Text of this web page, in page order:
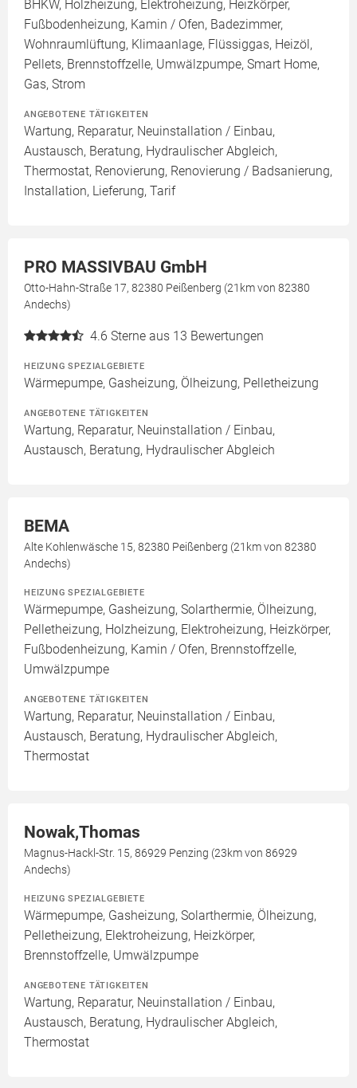
BHKW, Holzheizung, Elektroheizung, Heizkörper,
Fußbodenheizung, Kamin / Ofen, Badezimmer,
Wohnraumlüftung, Klimaanlage, Flüssiggas, Heizöl,
Pellets, Brennstoffzelle, Umwälzpumpe, Smart Home,
Gas, Strom
ANGEBOTENE TÄTIGKEITEN
Wartung, Reparatur, Neuinstallation / Einbau,
Austausch, Beratung, Hydraulischer Abgleich,
Thermostat, Renovierung, Renovierung / Badsanierung,
Installation, Lieferung, Tarif
PRO MASSIVBAU GmbH
Otto-Hahn-Straße 17, 82380 Peißenberg (21km von 82380
Andechs)
4.6 Sterne aus 13 Bewertungen
HEIZUNG SPEZIALGEBIETE
Wärmepumpe, Gasheizung, Ölheizung, Pelletheizung
ANGEBOTENE TÄTIGKEITEN
Wartung, Reparatur, Neuinstallation / Einbau,
Austausch, Beratung, Hydraulischer Abgleich
BEMA
Alte Kohlenwäsche 15, 82380 Peißenberg (21km von 82380
Andechs)
HEIZUNG SPEZIALGEBIETE
Wärmepumpe, Gasheizung, Solarthermie, Ölheizung,
Pelletheizung, Holzheizung, Elektroheizung, Heizkörper,
Fußbodenheizung, Kamin / Ofen, Brennstoffzelle,
Umwälzpumpe
ANGEBOTENE TÄTIGKEITEN
Wartung, Reparatur, Neuinstallation / Einbau,
Austausch, Beratung, Hydraulischer Abgleich,
Thermostat
Nowak,Thomas
Magnus-Hackl-Str. 15, 86929 Penzing (23km von 86929
Andechs)
HEIZUNG SPEZIALGEBIETE
Wärmepumpe, Gasheizung, Solarthermie, Ölheizung,
Pelletheizung, Elektroheizung, Heizkörper,
Brennstoffzelle, Umwälzpumpe
ANGEBOTENE TÄTIGKEITEN
Wartung, Reparatur, Neuinstallation / Einbau,
Austausch, Beratung, Hydraulischer Abgleich,
Thermostat